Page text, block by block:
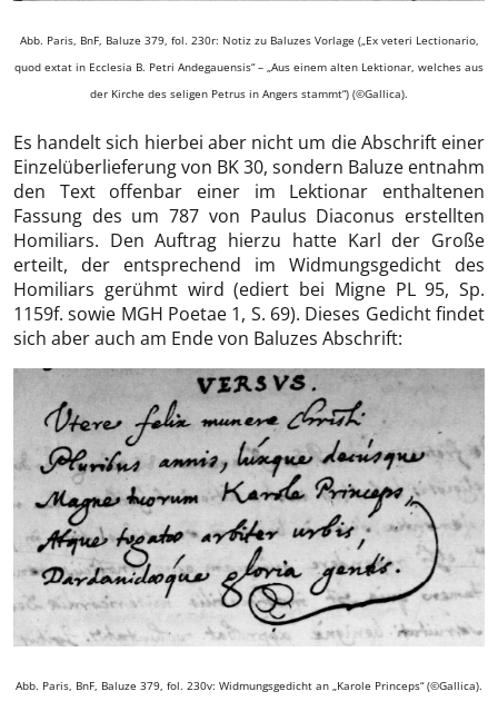
Abb. Paris, BnF, Baluze 379, fol. 230r: Notiz zu Baluzes Vorlage („Ex veteri Lectionario,
quod extat in Ecclesia B. Petri Andegauensis“ – „Aus einem alten Lektionar, welches aus
der Kirche des seligen Petrus in Angers stammt“) (©Gallica).
Es handelt sich hierbei aber nicht um die Abschrift einer
Einzelüberlieferung von BK 30, sondern Baluze entnahm
den Text offenbar einer im Lektionar enthaltenen
Fassung des um 787 von Paulus Diaconus erstellten
Homiliars. Den Auftrag hierzu hatte Karl der Große
erteilt, der entsprechend im Widmungsgedicht des
Homiliars gerühmt wird (ediert bei Migne PL 95, Sp.
1159f. sowie MGH Poetae 1, S. 69). Dieses Gedicht findet
sich aber auch am Ende von Baluzes Abschrift:
Abb. Paris, BnF, Baluze 379, fol. 230v: Widmungsgedicht an „Karole Princeps“ (©Gallica).